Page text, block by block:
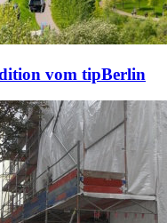
vom tipBerlin